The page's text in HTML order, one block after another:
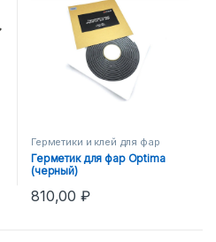
Герметики и клей для фар
Герметик для фар Optima
(черный)
810,00₽